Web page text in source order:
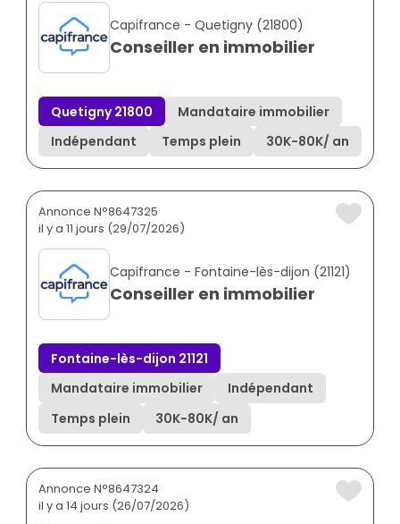
Capifrance - Quetigny (21800)
Conseiller en immobilier
Quetigny 21800
Mandataire immobilier
Indépendant
Temps plein 30K-80K/ an
Annonce N°8647325
il y a 11 jours (29/07/2026)
Capifrance - Fontaine-lès-dijon (21121)
Conseiller en immobilier
Fontaine-lès-dijon 21121
Mandataire immobilier
Indépendant
Temps plein
30K-80K/ an
Annonce N°8647324
il y a 14 jours (26/07/2026)